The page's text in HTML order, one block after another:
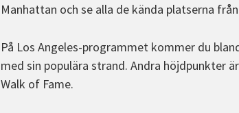
Manhattan och se alla de kända platserna
På Los Angeles-programmet kommer du
med sin populära strand. Andra höjdpunkter
Walk of Fame.